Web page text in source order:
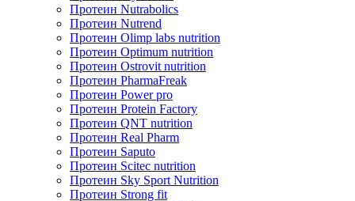
Протеин Nutrabolics
Протеин Nutrend
Протеин Olimp labs nutrition
Протеин Optimum nutrition
Протеин Ostrovit nutrition
Протеин PharmaFreak
Протеин Power pro
Протеин Protein Factory
Протеин QNT nutrition
Протеин Real Pharm
Протеин Saputo
Протеин Scitec nutrition
Протеин Sky Sport Nutrition
Протеин Strong fit